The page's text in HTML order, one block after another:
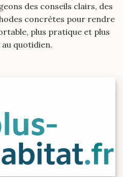
des conseils clairs, des
concrètes pour rendre
plus pratique et plus
au quotidien.